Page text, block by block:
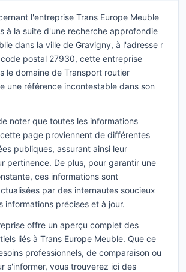
l'entreprise Trans Europe Meuble
à la suite d'une recherche approfondie
dans la ville de Gravigny, à l'adresse r
code postal 27930, cette entreprise
le domaine de Transport routier
une référence incontestable dans son
noter que toutes les informations
page proviennent de différentes
publiques, assurant ainsi leur
pertinence. De plus, pour garantir une
ces informations sont
par des internautes soucieux
informations précises et à jour.
offre un aperçu complet des
liés à Trans Europe Meuble. Que ce
professionnels, de comparaison ou
s'informer, vous trouverez ici des